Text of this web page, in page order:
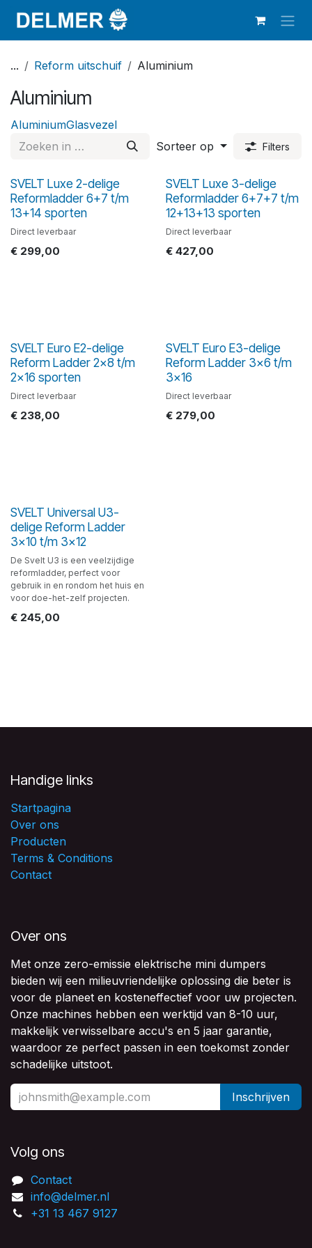
Overslaan naar inhoud
... Reform uitschuif Aluminium
Aluminium
AluminiumGlasvezel
Sorteer op
Filters
SVELT Luxe 2-delige
Reformladder 6+7 t/m
13+14 sporten
Direct leverbaar
€ 299,00
SVELT Luxe 3-delige
Reformladder 6+7+7 t/m
12+13+13 sporten
Direct leverbaar
€ 427,00
SVELT Euro E2-delige
Reform Ladder 2x8 t/m
2x16 sporten
Direct leverbaar
€ 238,00
SVELT Euro E3-delige
Reform Ladder 3x6 t/m
3x16
Direct leverbaar
€ 279,00
SVELT Universal U3-
delige Reform Ladder
3x10 t/m 3x12
De Svelt U3 is een veelzijdige
reformladder, perfect voor
gebruik in en rondom het huis en
voor doe-het-zelf projecten.
€ 245,00
Handige links
Startpagina
Over ons
Producten
Terms & Conditions
Contact
Over ons
Met onze zero-emissie elektrische mini dumpers
bieden wij een milieuvriendelijke oplossing die beter is
voor de planeet en kosteneffectief voor uw projecten.
Onze machines hebben een werktijd van 8-10 uur,
makkelijk verwisselbare accu's en 5 jaar garantie,
waardoor ze perfect passen in een toekomst zonder
schadelijke uitstoot.
Inschrijven
Volg ons
Contact
info@delmer.nl
+31 13 467 9127